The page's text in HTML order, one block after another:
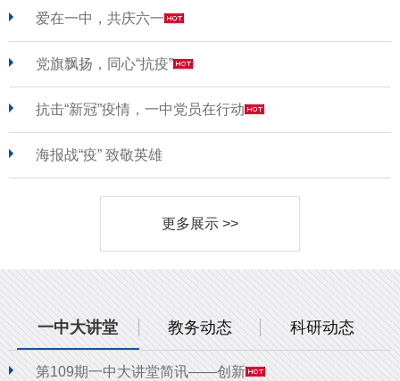
爱在一中，共庆六一
党旗飘扬，同心“抗疫”
抗击“新冠”疫情，一中党员在行动
海报战“疫” 致敬英雄
更多展示 >>
一中大讲堂 教务动态 科研动态
第109期一中大讲堂简讯——创新